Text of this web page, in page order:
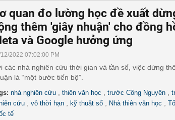
quan đo lường học đề xuất
thêm 'giây nhuận' cho đồng
và Google hưởng ứng
2022 07:02:00 PM
các nhà nghiên cứu thời gian và tần số, việc dừng
là “một bước tiến bộ”.
nhà nghiên cứu thiên văn học trước Công Nguyên
cứu
vô thời hạn kỹ thuật số Nhà thiên văn học
tế